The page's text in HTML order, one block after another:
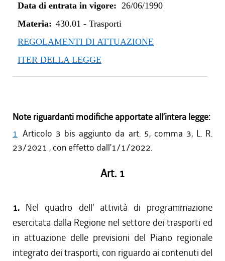
Data di entrata in vigore: 26/06/1990
Materia: 430.01 - Trasporti
REGOLAMENTI DI ATTUAZIONE
ITER DELLA LEGGE
Note riguardanti modifiche apportate all’intera legge:
1 Articolo 3 bis aggiunto da art. 5, comma 3, L. R.
23/2021 , con effetto dall'1/1/2022.
Art. 1
1. Nel quadro dell' attività di programmazione
esercitata dalla Regione nel settore dei trasporti ed
in attuazione delle previsioni del Piano regionale
integrato dei trasporti, con riguardo ai contenuti del